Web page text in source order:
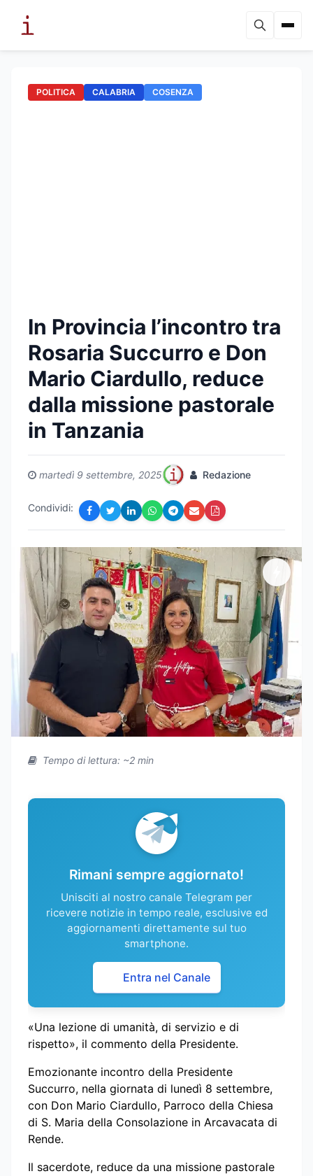
POLITICA CALABRIA COSENZA
In Provincia l’incontro tra
Rosaria Succurro e Don
Mario Ciardullo, reduce
dalla missione pastorale
in Tanzania
martedì 9 settembre, 2025 Redazione
Condividi:
Tempo di lettura: ~2 min
Rimani sempre aggiornato!
Unisciti al nostro canale Telegram per
ricevere notizie in tempo reale, esclusive ed
aggiornamenti direttamente sul tuo
smartphone.
Entra nel Canale
«Una lezione di umanità, di servizio e di
rispetto», il commento della Presidente.
Emozionante incontro della Presidente
Succurro, nella giornata di lunedì 8 settembre,
con Don Mario Ciardullo, Parroco della Chiesa
di S. Maria della Consolazione in Arcavacata di
Rende.
Il sacerdote, reduce da una missione pastorale